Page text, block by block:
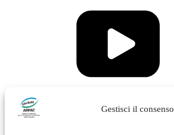
Gestisci il consenso
Vai al profilo Issuu di ARPAT